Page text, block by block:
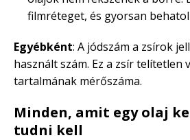
filmréteget, és gyorsan
Egyébként: A jódszám a zsírok
használt szám. Ez a zsír telítetlen
tartalmának mérőszáma.
Minden, amit egy olaj
tudni kell